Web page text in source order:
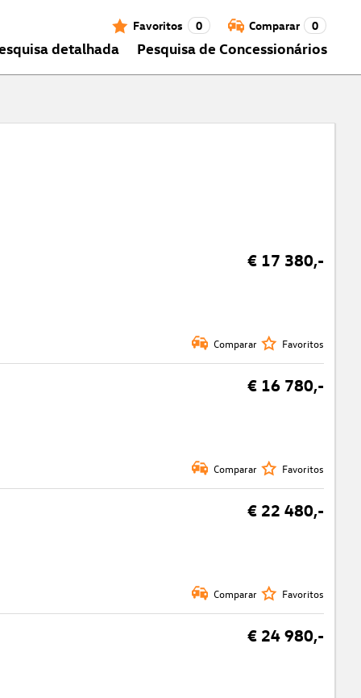
Favoritos 0 Comparar 0
detalhada Pesquisa de Concessionários
€ 17 380,-
Comparar Favoritos
€ 16 780,-
Comparar Favoritos
€ 22 480,-
Comparar Favoritos
€ 24 980,-